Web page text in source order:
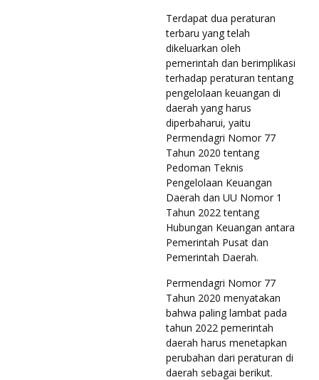
Terdapat dua peraturan
terbaru yang telah
dikeluarkan oleh
pemerintah dan berimplikasi
terhadap peraturan tentang
pengelolaan keuangan di
daerah yang harus
diperbaharui, yaitu
Permendagri Nomor 77
Tahun 2020 tentang
Pedoman Teknis
Pengelolaan Keuangan
Daerah dan UU Nomor 1
Tahun 2022 tentang
Hubungan Keuangan antara
Pemerintah Pusat dan
Pemerintah Daerah.
Permendagri Nomor 77
Tahun 2020 menyatakan
bahwa paling lambat pada
tahun 2022 pemerintah
daerah harus menetapkan
perubahan dari peraturan di
daerah sebagai berikut.